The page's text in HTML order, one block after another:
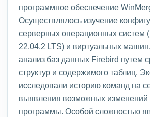
программное обеспечение
Осуществлялось изучение
серверных операционных систем
22.04.2 LTS) и виртуальных
анализ баз данных Firebird путем
структур и содержимого таблиц.
исследовали историю команд на
выявления возможных
программы. Особой сложностью